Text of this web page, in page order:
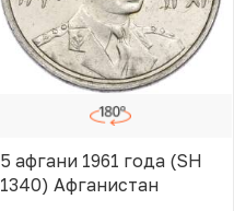
5 афгани 1961 года (SH
1340) Афганистан